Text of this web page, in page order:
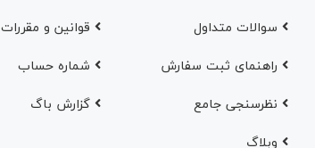
سوالات متداول قوانین و مقررات
راهنمای ثبت سفارش شماره حساب
نظرسنجی جامع گزارش باگ
وبلاگ